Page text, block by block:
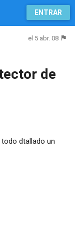
ENTRAR
el 5 abr. 08
de
dtallado un